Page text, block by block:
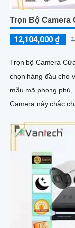
Trọn Bộ Camera
12,104,000 ₫
Trọn bộ Camera
chọn hàng đầu cho việc
mẫu mã phong
Camera này chắc